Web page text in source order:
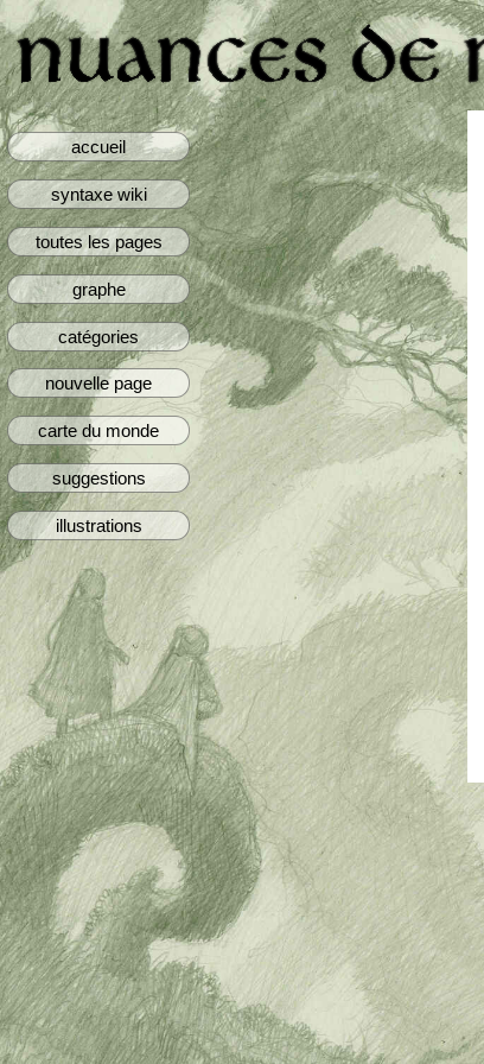
accueil
syntaxe wiki
toutes les pages
graphe
catégories
nouvelle page
carte du monde
suggestions
illustrations